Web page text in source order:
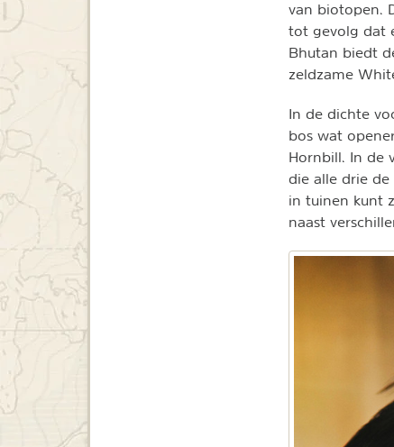
van biotopen.
tot gevolg dat
Bhutan biedt
zeldzame
In de dichte
bos wat
Hornbill. In de
die alle drie de
in tuinen kunt
naast